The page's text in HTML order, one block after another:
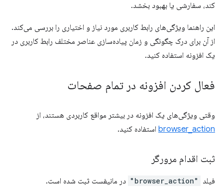
کند، سفارشی یا بهبود بخشد.
این راهنما ویژگی‌های رابط کاربری مورد نیاز و اختیاری را بررسی می‌کند.
از آن برای درک چگونگی و زمان پیاده‌سازی عناصر مختلف رابط کاربری در
یک افزونه استفاده کنید.
فعال کردن افزونه در تمام صفحات
وقتی ویژگی‌های یک افزونه در بیشتر مواقع کاربردی هستند، از
browser_action استفاده کنید.
ثبت اقدام مرورگر
فیلد "browser_action" در مانیفست ثبت شده است.